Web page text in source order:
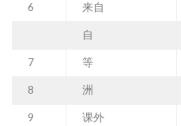
6 来自
自
7 等
8 洲
9 课外